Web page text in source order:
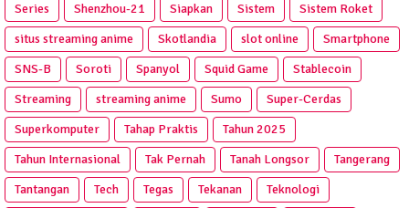
Series
Shenzhou-21 Siapkan Sistem
Sistem Roket
situs streaming anime
Skotlandia slot online
Smartphone
SNS-B
Soroti Spanyol Squid Game
Stablecoin
Streaming
streaming anime Sumo
Super-Cerdas
Superkomputer
Tahap Praktis
Tahun 2025
Tahun Internasional
Tak Pernah Tanah Longsor
Tangerang
Tantangan
Tech Tegas Tekanan
Teknologi